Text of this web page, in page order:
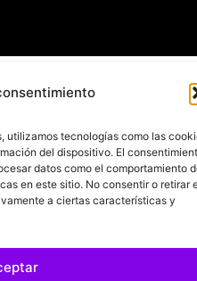
utilizamos tecnologías como las
del dispositivo. El
datos como el comportamiento
en este sitio. No consentir o retirar
a ciertas características y